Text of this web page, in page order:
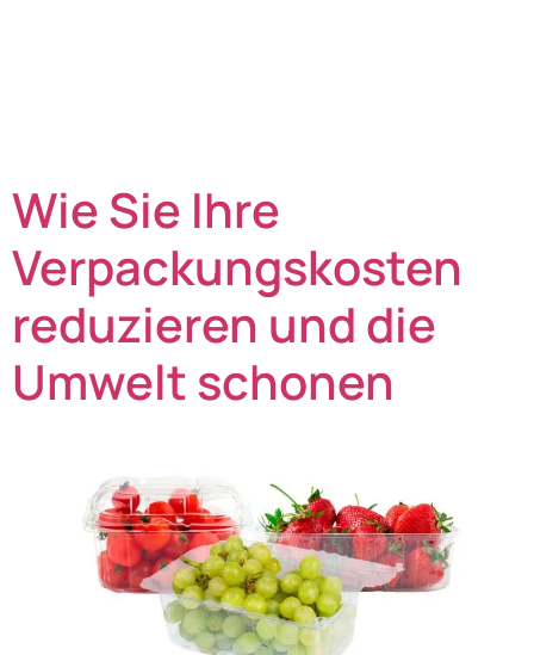
Wie Sie Ihre
Verpackungskosten
reduzieren und die
Umwelt schonen